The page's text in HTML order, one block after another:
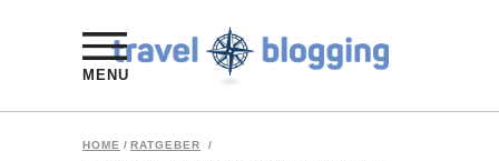
MENU
HOME / RATGEBER
/